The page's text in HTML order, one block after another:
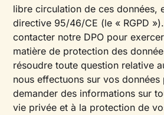
libre circulation de ces données,
directive 95/46/CE (le « RGPD
contacter notre DPO pour
matière de protection des
résoudre toute question relative
nous effectuons sur vos données
demander des informations sur
vie privée et à la protection de